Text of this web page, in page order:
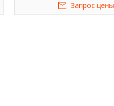
Запрос цены